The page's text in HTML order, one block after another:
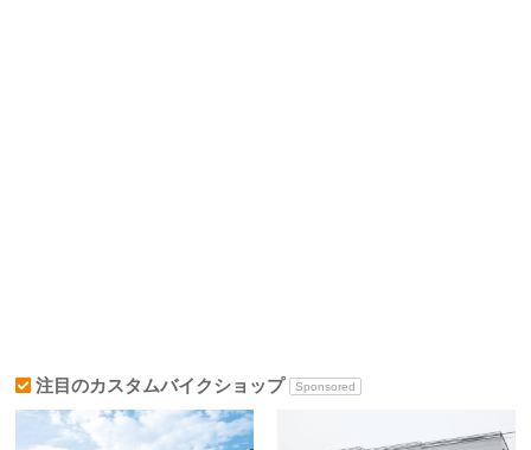
注目のカスタムバイクショップ Sponsored